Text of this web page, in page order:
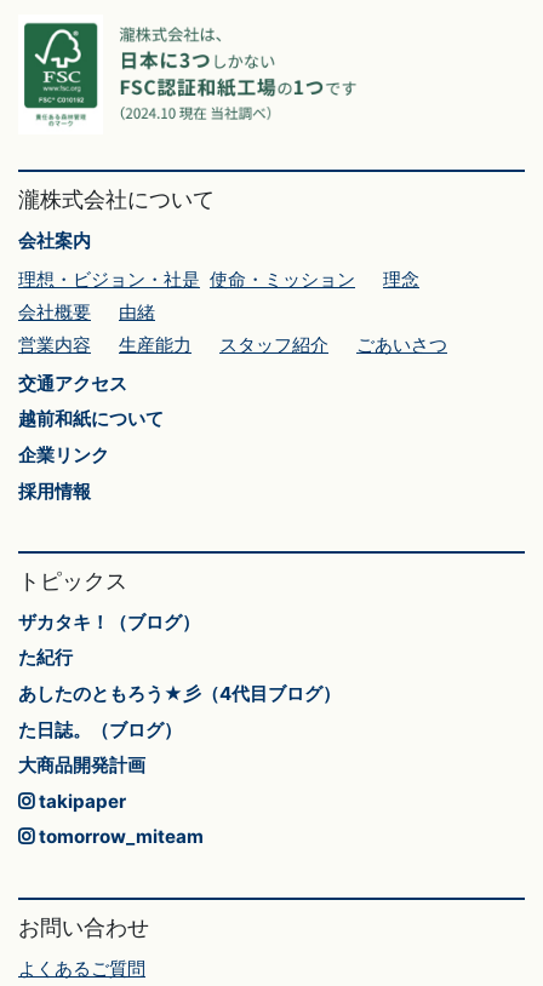
瀧株式会社について
会社案内
理想・ビジョン・社是 使命・ミッション
理念
会社概要
由緒
営業内容
生産能力 スタッフ紹介
ごあいさつ
交通アクセス
越前和紙について
企業リンク
採用情報
トピックス
ザカタキ！（ブログ）
た紀行
あしたのともろう★彡（4代目ブログ）
た日誌。（ブログ）
大商品開発計画
takipaper
tomorrow_miteam
お問い合わせ
よくあるご質問